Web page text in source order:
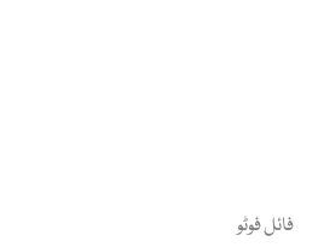
فائل فوٹو